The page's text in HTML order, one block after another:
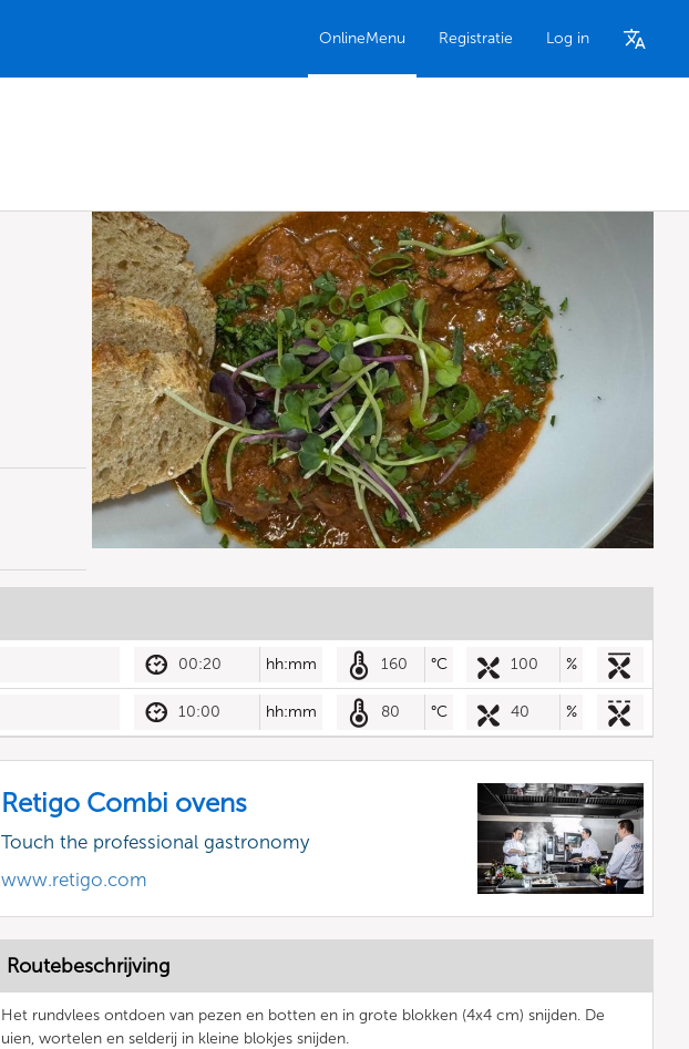
OnlineMenu Registratie Log in
00:20 hh:mm 160 °C 100 %
10:00 hh:mm 80 °C 40 %
Retigo Combi ovens
Touch the professional gastronomy
www.retigo.com
Routebeschrijving
Het rundvlees ontdoen van pezen en botten en in grote blokken (4x4 cm) snijden. De
uien, wortelen en selderij in kleine blokjes snijden.